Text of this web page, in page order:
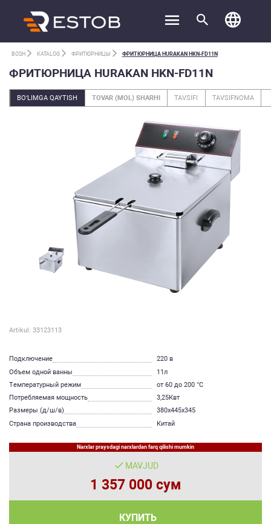
BOSH KATALOG ФРИТЮРНИЦЫ ФРИТЮРНИЦА HURAKAN HKN-FD11N
ФРИТЮРНИЦА HURAKAN HKN-FD11N
BO‘LIMGA QAYTISH TOVAR (MOL) SHARHI TAVSIFI TAVSIFNOMA
Artikul: 33123113
Подключение
220 в
Объем одной ванны
11л
Температурный режим
от 60 до 200 °С
Потребляемая мощность
3,25Квт
Размеры (д/ш/в)
380х445х345
Страна производства
Китай
Narxlar praysdagi narxlardan farq qilishi mumkin
MAVJUD
1 357 000 сум
КУПИТЬ